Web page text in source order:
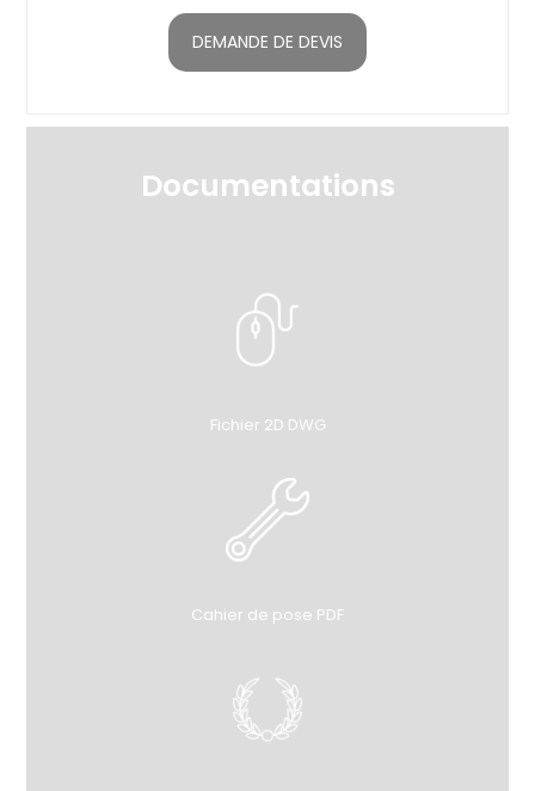
DEMANDE DE DEVIS
Documentations
Fichier 2D DWG
Cahier de pose PDF